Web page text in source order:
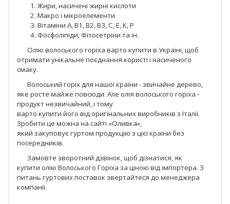
Жири, насичені жирні кислоти
Макро і мікроелементи
Вітаміни А, В1, В2, В3, С, Е, К, Р
Фосфоліпіди, Фітосетріни та ін.
Олію волоського горіха варто купити в Україні, щоб
отримати унікальне поєднання користі і насиченого
смаку.
Волоський горіх для нашої країни - звичайне дерево,
яке росте майже повсюди. Але олія волоського горіха -
продукт незвичайний, і тому
варто купити його від оригінальних виробників з Італії.
Зробити це можна на сайті «Оливка»,
який закуповує гуртом продукцію з цієї країни без
посередників.
Замовте зворотний дзвінок, щоб дізнатися, як
купити олію Волоського Горіха за ціною від імпортера. З
питань гуртових поставок звертайтеся до менеджера
компанії.